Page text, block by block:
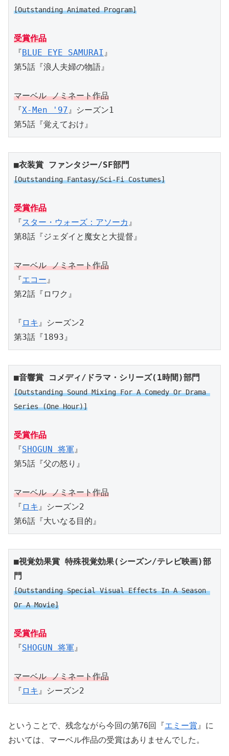
[Outstanding Animated Program]
受賞作品
『 BLUE EYE SAMURAI 』
第5話『浪人夫婦の物語』
マーベル ノミネート作品
『X-Men '97』シーズン1
第5話『覚えておけ』
■衣装賞 ファンタジー/SF部門
[Outstanding Fantasy/Sci-Fi Costumes]
受賞作品
『スター・ウォーズ：アソーカ 』
第8話『ジェダイと魔女と大提督』
マーベル ノミネート作品
『エコー』
第2話『ロワク』
『 ロキ 』シーズン2
第3話『1893』
■音響賞 コメディ/ドラマ・シリーズ(1時間)部門
[Outstanding Sound Mixing For A Comedy Or Drama
Series (One Hour)]
受賞作品
『SHOGUN 将軍』
第5話『父の怒り』
マーベル ノミネート作品
『 ロキ 』シーズン2
第6話『大いなる目的』
■視覚効果賞 特殊視覚効果(シーズン/テレビ映画)部
門
[Outstanding Special Visual Effects In A Season
Or A Movie]
受賞作品
『SHOGUN 将軍』
マーベル ノミネート作品
『 ロキ 』シーズン2
ということで、残念ながら今回の第76回『エミー賞 』に
おいては、マーベル作品の受賞はありませんでした。